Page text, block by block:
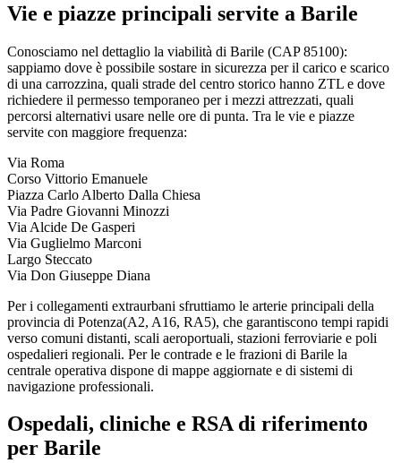
Vie e piazze principali servite a Barile
Conosciamo nel dettaglio la viabilità di Barile (CAP85100):
sappiamo dove è possibile sostare in sicurezza per il carico e scarico
di una carrozzina, quali strade del centro storico hanno ZTL e dove
richiedere il permesso temporaneo per i mezzi attrezzati, quali
percorsi alternativi usare nelle ore di punta. Tra le vie e piazze
servite con maggiore frequenza:
Via Roma
Corso Vittorio Emanuele
Piazza Carlo Alberto Dalla Chiesa
Via Padre Giovanni Minozzi
Via Alcide De Gasperi
Via Guglielmo Marconi
Largo Steccato
Via Don Giuseppe Diana
Per i collegamenti extraurbani sfruttiamo le arterie principali della
provincia di Potenza(A2, A16, RA5), che garantiscono tempi rapidi
verso comuni distanti, scali aeroportuali, stazioni ferroviarie e poli
ospedalieri regionali. Per le contrade e le frazioni di Barile la
centrale operativa dispone di mappe aggiornate e di sistemi di
navigazione professionali.
Ospedali, cliniche e RSA di riferimento
per Barile